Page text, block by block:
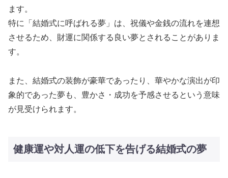
ます。
特に「結婚式に呼ばれる夢」は、祝儀や金銭の流れを連想
させるため、財運に関係する良い夢とされることがありま
す。
また、結婚式の装飾が豪華であったり、華やかな演出が印
象的であった夢も、豊かさ・成功を予感させるという意味
が見受けられます。
健康運や対人運の低下を告げる結婚式の夢